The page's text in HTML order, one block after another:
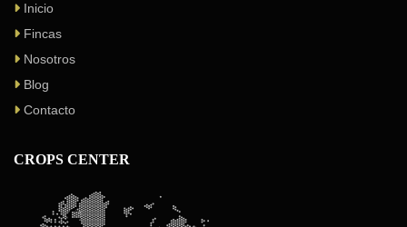
Inicio
Fincas
Nosotros
Blog
Contacto
CROPS CENTER